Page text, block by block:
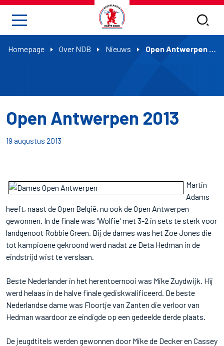
Homepage Over NDB Nieuws Open Antwerpen 2013
Open Antwerpen 2013
19 augustus 2013
Martin
Adams
heeft, naast de Open België, nu ook de Open Antwerpen
gewonnen. In de finale was 'Wolfie' met 3-2 in sets te sterk voor
landgenoot Robbie Green. Bij de dames was het Zoe Jones die
tot kampioene gekroond werd nadat ze Deta Hedman in de
eindstrijd wist te verslaan.
Beste Nederlander in het herentoernooi was Mike Zuydwijk. Hij
werd helaas in de halve finale gediskwalificeerd. De beste
Nederlandse dame was Floortje van Zanten die verloor van
Hedman waardoor ze eindigde op een gedeelde derde plaats.
De jeugdtitels werden gewonnen door Mike de Decker en Cassey